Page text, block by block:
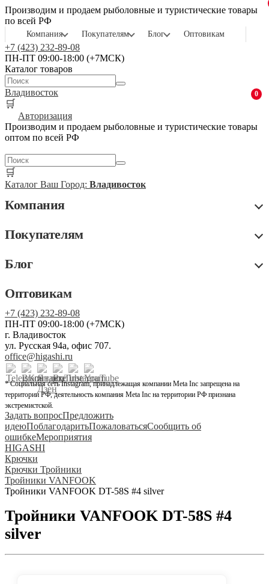
Производим и продаем рыболовные и туристические товары
по всей РФ
Компания Покупателям Блог Оптовикам
+7 (423) 232-89-08
ПН-ПТ 09:00-18:00 (+7МСК)
Каталог товаров
Владивосток
🛒
0
Авторизация
Производим и продаем рыболовные и туристические товары
оптом по всей РФ
🛒
Каталог Ваш Город: Владивосток
Компания
Покупателям
Блог
Оптовикам
+7 (423) 232-89-08
ПН-ПТ 09:00-18:00 (+7МСК)
г. Владивосток
ул. Русская 94а, офис 707.
office@higashi.ru
* Социальная сеть Instagram, принадлежащая компании Meta Inc запрещена на
территории РФ, деятельность компания Meta Inc на территории РФ признана
экстремистской.
Задать вопросПредложить
идеюПоблагодаритьПожаловатьсяСообщить об
ошибкеМероприятия
HIGASHI
Крючки
Крючки Тройники
Тройники VANFOOK
Тройники VANFOOK DT-58S #4 silver
Тройники VANFOOK DT-58S #4
silver